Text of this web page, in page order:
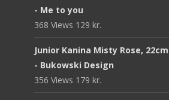
- Me to you
368 Views 129 kr.
Junior Kanina Misty Rose, 22cm
- Bukowski Design
356 Views 179 kr.